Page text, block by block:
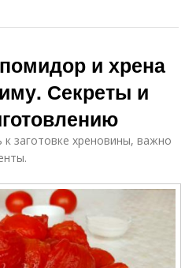
и хрена
Секреты и
к заготовке хреновины, важно